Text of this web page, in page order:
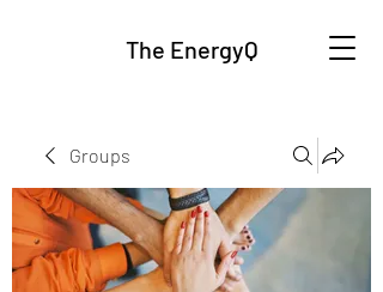
The EnergyQ
Groups